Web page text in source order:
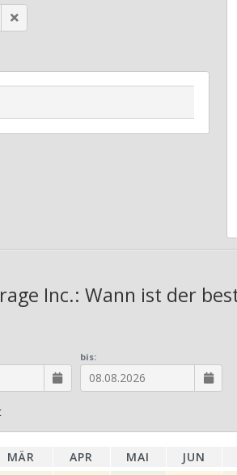
Inc.: Wann ist der
bis:
MÄR APR MAI JUN